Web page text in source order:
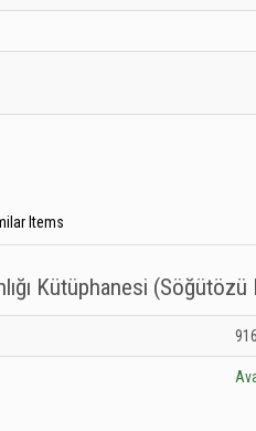
Items
Kütüphanesi
Bakanlığı Kütüphanesi (Söğütözü